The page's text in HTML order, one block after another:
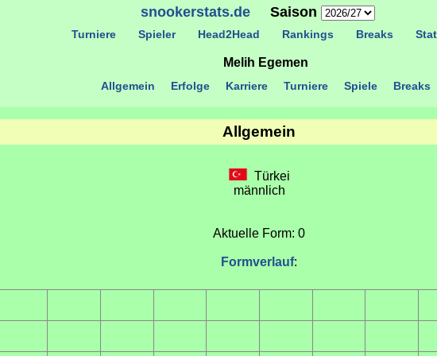
snookerstats.deSaison
Turniere Spieler Head2Head Rankings Breaks
Melih Egemen
Allgemein
Türkei
männlich
Aktuelle Form: 0
Formverlauf:
Allgemein Erfolge Karriere Turniere Spiele Breaks